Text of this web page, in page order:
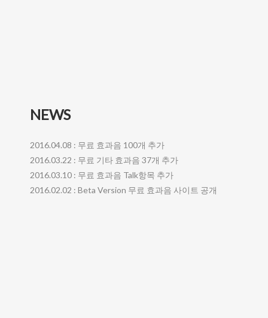
NEWS
2016.04.08 : 무료 효과음 100개 추가
2016.03.22 : 무료 기타 효과음 37개 추가
2016.03.10 : 무료 효과음 Talk항목 추가
2016.02.02 : Beta Version 무료 효과음 사이트 공개